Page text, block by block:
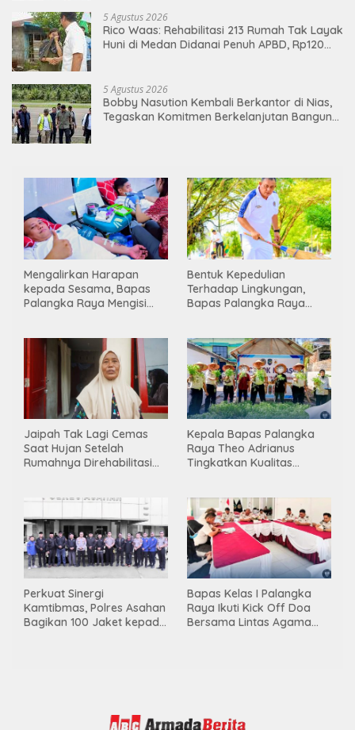
5 Agustus 2026
Rico Waas: Rehabilitasi 213 Rumah Tak Layak
Huni di Medan Didanai Penuh APBD, Rp120
5 Agustus 2026
Bobby Nasution Kembali Berkantor di Nias,
Tegaskan Komitmen Berkelanjutan Bangun
Mengalirkan Harapan
kepada Sesama, Bapas
Palangka Raya Mengisi
Bentuk Kepedulian
Terhadap Lingkungan,
Bapas Palangka Raya
ke-81
Jaipah Tak Lagi Cemas
Saat Hujan Setelah
Rumahnya Direhabilitasi
Kepala Bapas Palangka
Raya Theo Adrianus
Tingkatkan Kualitas
Pemasyarakatan
Perkuat Sinergi
Kamtibmas, Polres Asahan
Bagikan 100 Jaket kepada
Bapas Kelas I Palangka
Raya Ikuti Kick Off Doa
Bersama Lintas Agama